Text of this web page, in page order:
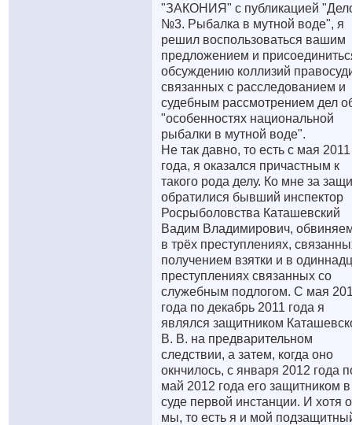
"ЗАКОНИЯ" с публикацией
№3. Рыбалка в мутной воде", я
решил воспользоваться вашим
предложением и
обсуждению коллизий
связанных с расследованием и
судебным рассмотрением дел
"особенностях национальной
рыбалки в мутной воде".
Не так давно, то есть с мая 2011
года, я оказался причастным к
такого рода делу. Ко мне за
обратилися бывший инспектор
Росрыболовства Каташевский
Вадим Владимирович,
в трёх преступлениях,
получением взятки и в
преступлениях связанных со
служебным подлогом. С мая
года по декабрь 2011 года я
являлся защитником
В. В. на предварительном
следствии, а затем, когда оно
окнчилось, с января 2012 года
май 2012 года его защитником в
суде первой инстанции. И хотя
мы, то есть я и мой